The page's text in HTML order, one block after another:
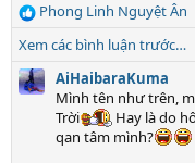
R
e
c
t
Phong Linh Nguyệt Ân
Xem các bình luận trước…
AiHaibaraKuma
Mình tên như trên,
Trời
Hay là do
qan tâm mình?